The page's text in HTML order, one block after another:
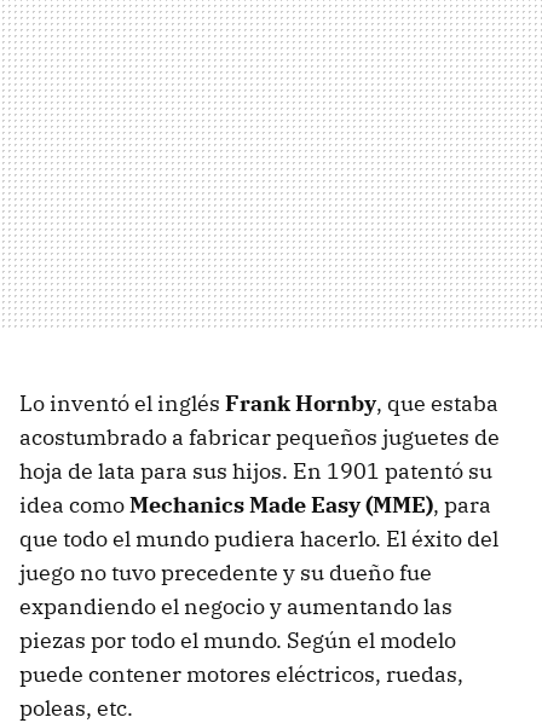
Lo inventó el inglés Frank Hornby, que estaba
acostumbrado a fabricar pequeños juguetes de
hoja de lata para sus hijos. En 1901 patentó su
idea comoMechanics Made Easy (MME), para
que todo el mundo pudiera hacerlo. El éxito del
juego no tuvo precedente y su dueño fue
expandiendo el negocio y aumentando las
piezas por todo el mundo. Según el modelo
puede contener motores eléctricos, ruedas,
poleas, etc.